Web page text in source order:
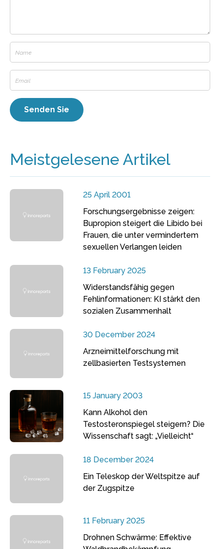
Meistgelesene Artikel
25 April 2001
Forschungsergebnisse zeigen:
Bupropion steigert die Libido bei
Frauen, die unter vermindertem
sexuellen Verlangen leiden
13 February 2025
Widerstandsfähig gegen
Fehlinformationen: KI stärkt den
sozialen Zusammenhalt
30 December 2024
Arzneimittelforschung mit
zellbasierten Testsystemen
15 January 2003
Kann Alkohol den
Testosteronspiegel steigern? Die
Wissenschaft sagt: „Vielleicht“
18 December 2024
Ein Teleskop der Weltspitze auf
der Zugspitze
11 February 2025
Drohnen Schwärme: Effektive